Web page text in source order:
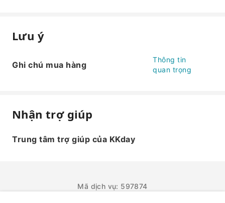
Lưu ý
Ghi chú mua hàng
Thông tin
quan trọng
Nhận trợ giúp
Trung tâm trợ giúp của KKday
Mã dịch vụ: 597874